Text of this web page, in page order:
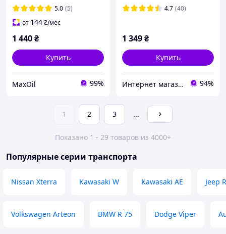
5.0 (5)
от 144₴/мес
1 440₴
Купить
MaxOil 99%
4.7 (40)
1 349₴
Купить
Интернет магазин alloil.com.ua 94%
1 2 3 ...
Показано 1 - 29 товаров из 4000+
Популярные серии транспорта
Nissan Xterra Kawasaki W Kawasaki AE Jeep
Volkswagen Arteon BMW R 75 Dodge Viper